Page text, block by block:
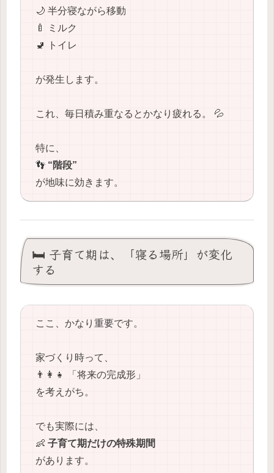
🌙 半分寝ながら移動
🍼 ミルク
🚽 トイレ
が発生します。
これ、毎日積み重なるとかなり疲れる。 💦
特に、
👣 “階段”
が地味に効きます。
🛏️ 子育て期は、「寝る場所」が変化
する
ここ、かなり重要です。
家づくり時って、
👨‍👩‍👧 「将来の完成形」
を考えがち。
でも実際には、
👶 子育て期だけの特殊期間
があります。